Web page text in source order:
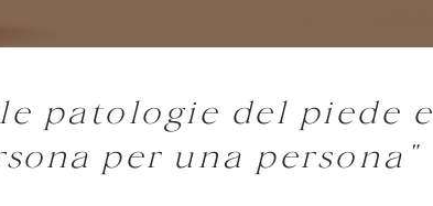
patologie del piede e
per una persona"